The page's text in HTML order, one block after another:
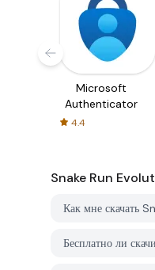
Microsoft
Authenticator
4.4
Snake Run
Как мне скачать
Бесплатно ли